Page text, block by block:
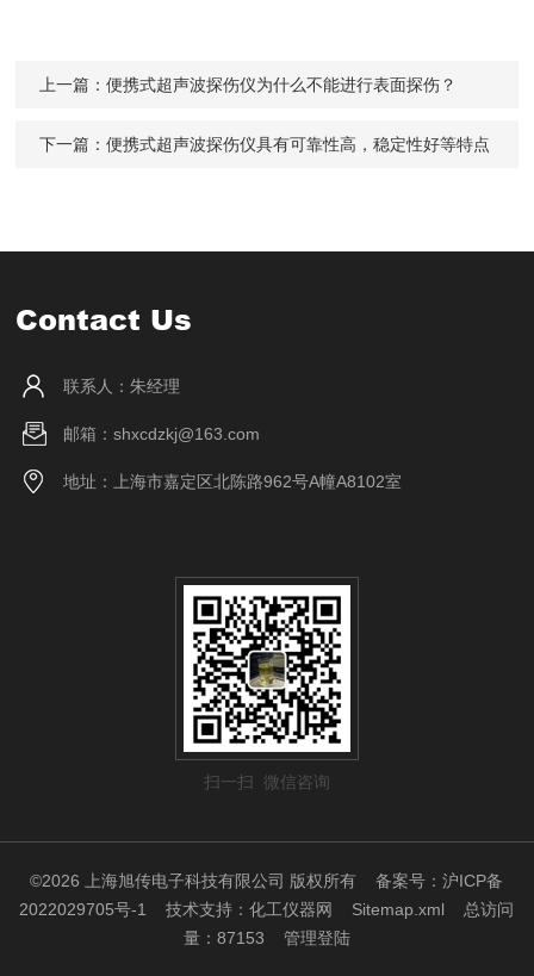
上一篇：便携式超声波探伤仪为什么不能进行表面探伤？
下一篇：便携式超声波探伤仪具有可靠性高，稳定性好等特点
Contact Us
联系人：朱经理
邮箱：shxcdzkj@163.com
地址：上海市嘉定区北陈路962号A幢A8102室
扫一扫 微信咨询
©2026 上海旭传电子科技有限公司 版权所有备案号：沪ICP备
2022029705号-1
技术支持：化工仪器网 Sitemap.xml 总访问
量：87153 管理登陆